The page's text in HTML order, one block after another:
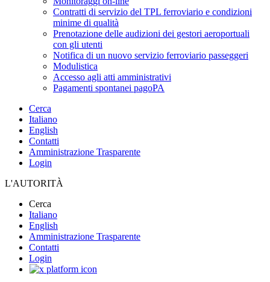
Contratti di servizio del TPL ferroviario e condizioni
minime di qualità
Prenotazione delle audizioni dei gestori aeroportuali
con gli utenti
Notifica di un nuovo servizio ferroviario passeggeri
Modulistica
Accesso agli atti amministrativi
Pagamenti spontanei pagoPA
Cerca
Italiano
English
Contatti
Amministrazione Trasparente
Login
L'AUTORITÀ
Cerca
Italiano
English
Amministrazione Trasparente
Contatti
Login